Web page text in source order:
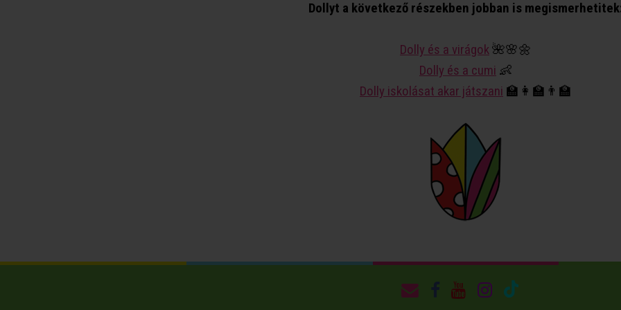
Dollyt a következő részekben jobban is
Dolly és a virágok🌺🌸🌼
Dolly és a cumi 👶
Dolly iskolásat akar játszani 🏫👩‍🏫👨‍🏫